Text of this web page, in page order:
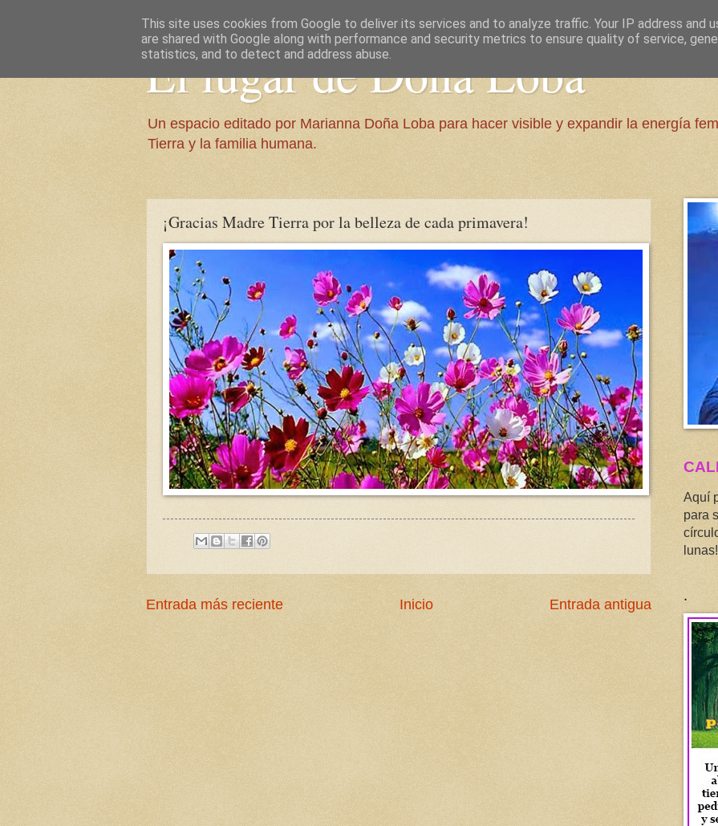
El lugar de Doña Loba
Un espacio editado por Marianna Doña Loba para hacer visible y expandir la energía
Tierra y la familia humana.
¡Gracias Madre Tierra por la belleza de cada primavera!
Entrada más reciente Entrada antigua
Inicio
Aquí
para
.
This site uses cookies from Google to deliver its services and to analyze traffic. Your IP address and
are shared with Google along with performance and security metrics to ensure quality of service,
statistics, and to detect and address abuse.